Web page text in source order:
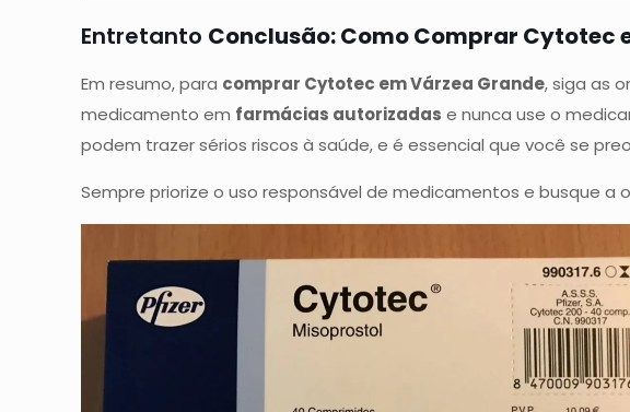
Entretanto Conclusão: Como Comprar Cytotec
Em resumo, para comprar Cytotec em Várzea Grande, siga as
medicamento em farmácias autorizadas e nunca use o
podem trazer sérios riscos à saúde, e é essencial que você se
Sempre priorize o uso responsável de medicamentos e busque a